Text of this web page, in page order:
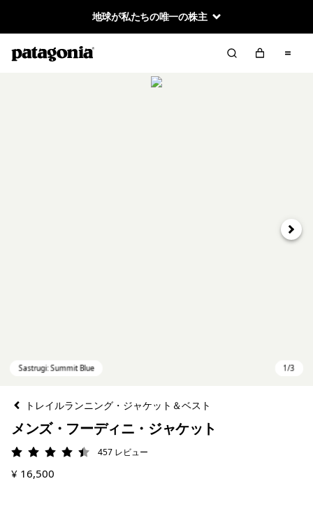
地球が私たちの唯一の株主
次へ
トレイルランニング・ジャケット＆ベスト
メンズ・フーディニ・ジャケット
評価: 4.5 / 5457 レビュー
¥ 16,500